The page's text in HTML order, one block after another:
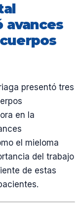
avances
presentó tres
en la
el mieloma
del trabajo
de estas